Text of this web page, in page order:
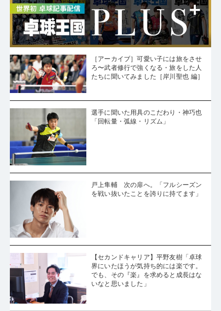
［アーカイブ］可愛い子には旅をさせ
ろ〜武者修行で強くなる・旅をした人
たちに聞いてみました［岸川聖也 編］
選手に聞いた用具のこだわり・神巧也
「回転量・弧線・リズム」
戸上隼輔 次の扉へ。「フルシーズン
を戦い抜いたことを誇りに持てます」
【セカンドキャリア】平野友樹「卓球
界にいたほうが気持ち的には楽です。
でも、その『楽』を求めると成長はな
いなと思いました」